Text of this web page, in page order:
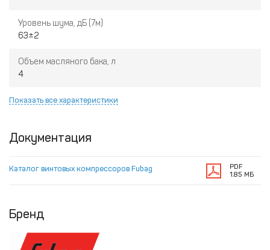
Уровень шума, дБ (7м)
63±2
Объем масляного бака, л
4
Показать все характеристики
Документация
Каталог винтовых компрессоров Fubag
PDF
1.85 МБ
Бренд